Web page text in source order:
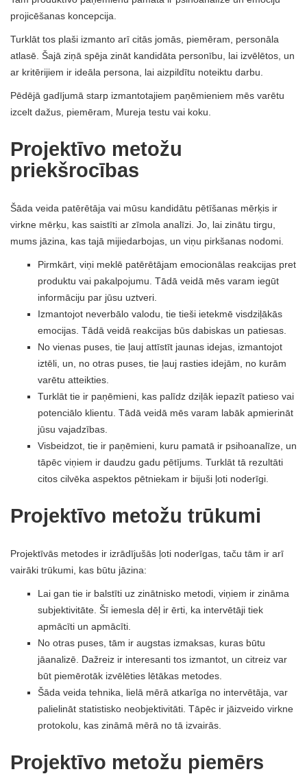
projicēšanas koncepcija.
Turklāt tos plaši izmanto arī citās jomās, piemēram, personāla
atlasē. Šajā ziņā spēja zināt kandidāta personību, lai izvēlētos, un
ar kritērijiem ir ideāla persona, lai aizpildītu noteiktu darbu.
Pēdējā gadījumā starp izmantotajiem paņēmieniem mēs varētu
izcelt dažus, piemēram, Mureja testu vai koku.
Projektīvo metožu
priekšrocības
Šāda veida patērētāja vai mūsu kandidātu pētīšanas mērķis ir
virkne mērķu, kas saistīti ar zīmola analīzi. Jo, lai zinātu tirgu,
mums jāzina, kas tajā mijiedarbojas, un viņu pirkšanas nodomi.
Pirmkārt, viņi meklē patērētājam emocionālas reakcijas pret
produktu vai pakalpojumu. Tādā veidā mēs varam iegūt
informāciju par jūsu uztveri.
Izmantojot neverbālo valodu, tie tieši ietekmē visdziļākās
emocijas. Tādā veidā reakcijas būs dabiskas un patiesas.
No vienas puses, tie ļauj attīstīt jaunas idejas, izmantojot
iztēli, un, no otras puses, tie ļauj rasties idejām, no kurām
varētu atteikties.
Turklāt tie ir paņēmieni, kas palīdz dziļāk iepazīt patieso vai
potenciālo klientu. Tādā veidā mēs varam labāk apmierināt
jūsu vajadzības.
Visbeidzot, tie ir paņēmieni, kuru pamatā ir psihoanalīze, un
tāpēc viņiem ir daudzu gadu pētījums. Turklāt tā rezultāti
citos cilvēka aspektos pētniekam ir bijuši ļoti noderīgi.
Projektīvo metožu trūkumi
Projektīvās metodes ir izrādījušās ļoti noderīgas, taču tām ir arī
vairāki trūkumi, kas būtu jāzina:
Lai gan tie ir balstīti uz zinātnisko metodi, viņiem ir zināma
subjektivitāte. Šī iemesla dēļ ir ērti, ka intervētāji tiek
apmācīti un apmācīti.
No otras puses, tām ir augstas izmaksas, kuras būtu
jāanalizē. Dažreiz ir interesanti tos izmantot, un citreiz var
būt piemērotāk izvēlēties lētākas metodes.
Šāda veida tehnika, lielā mērā atkarīga no intervētāja, var
palielināt statistisko neobjektivitāti. Tāpēc ir jāizveido virkne
protokolu, kas zināmā mērā no tā izvairās.
Projektīvo metožu piemērs